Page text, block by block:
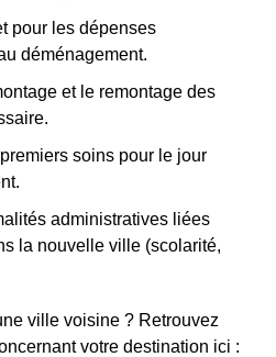
pour les dépenses
déménagement.
et le remontage des
soins pour le jour
administratives liées
la nouvelle ville (scolarité,
ville voisine ? Retrouvez
votre destination ici :